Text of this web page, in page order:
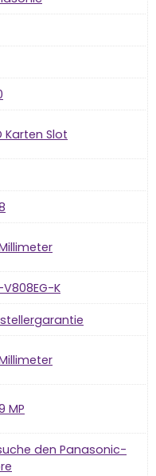
Karten Slot
V808EG-K
MP
den Panasonic-